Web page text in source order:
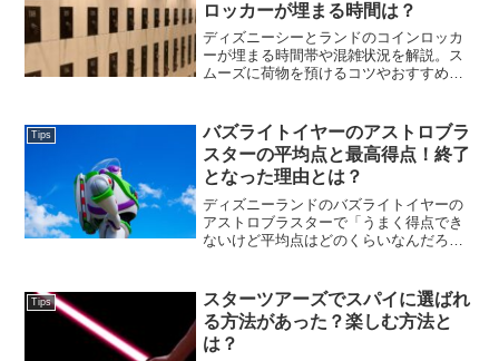
ロッカーが埋まる時間は？
ディズニーシーとランドのコインロッカ
ーが埋まる時間帯や混雑状況を解説。ス
ムーズに荷物を預けるコツやおすすめの
です。
Tips
バズライトイヤーのアストロブラ
スターの平均点と最高得点！終了
となった理由とは？
ディズニーランドのバズライトイヤーの
アストロブラスターで「うまく得点でき
ないけど平均点はどのくらいなんだろ
点を狙えるのか気になるところです。バ
ズライトイヤーのアストロブ...
Tips
スターツアーズでスパイに選ばれ
る方法があった？楽しむ方法と
は？